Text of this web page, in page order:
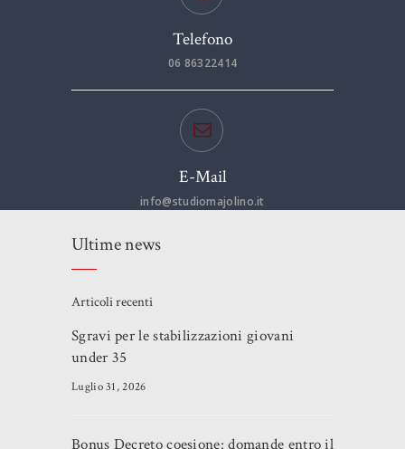
Telefono
06 86322414
E-Mail
info@studiomajolino.it
Ultime news
Articoli recenti
Sgravi per le stabilizzazioni giovani
under 35
Luglio 31, 2026
Bonus Decreto coesione: domande entro il